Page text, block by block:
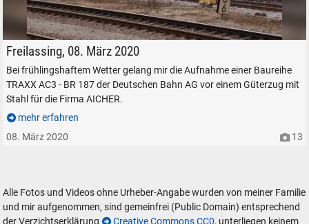
TRAXX AC3 - BR 187 der DB
Freilassing, 08. März 2020
Bei frühlingshaftem Wetter gelang mir die Aufnahme einer Baureihe
TRAXX AC3 - BR 187 der Deutschen Bahn AG vor einem Güterzug mit
Stahl für die Firma AICHER.
mehr erfahren
08. März 2020
13
Alle Fotos und Videos ohne Urheber-Angabe wurden von meiner Familie
und mir aufgenommen, sind gemeinfrei (Public Domain) entsprechend
der Verzichtserklärung
Creative Commons CC0, unterliegen keinem